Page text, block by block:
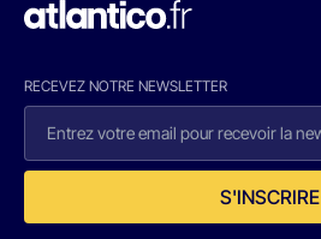
RECEVEZ NOTRE NEWSLETTER
S'INSCRIRE